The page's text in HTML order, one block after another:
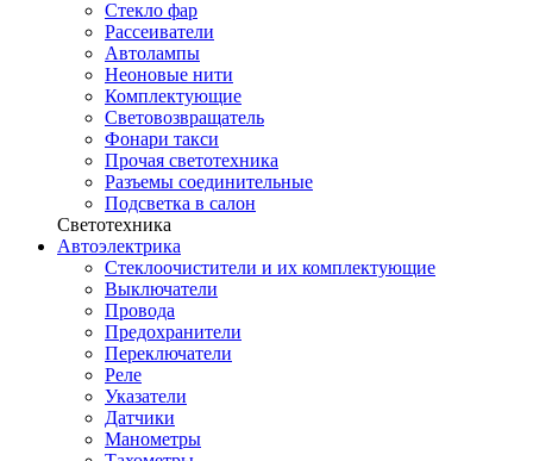
Стекло фар
Рассеиватели
Автолампы
Неоновые нити
Комплектующие
Световозвращатель
Фонари такси
Прочая светотехника
Разъемы соединительные
Подсветка в салон
Светотехника
Автоэлектрика
Стеклоочистители и их комплектующие
Выключатели
Провода
Предохранители
Переключатели
Реле
Указатели
Датчики
Манометры